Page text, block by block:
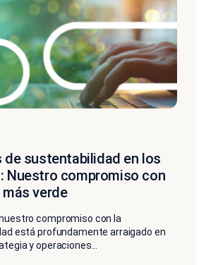
de sustentabilidad en los
Nuestro compromiso con
verde
nuestro compromiso con la
está profundamente arraigado en
y operaciones...